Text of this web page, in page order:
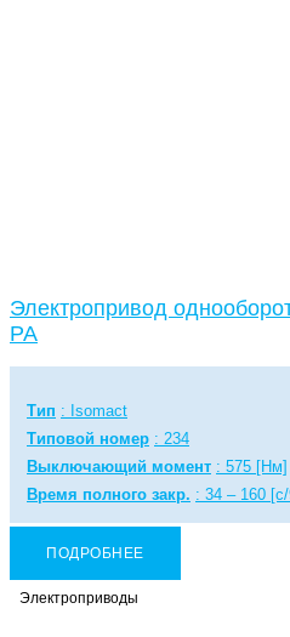
Электропривод
PA
Тип : Isomact
Типовой номер : 234
Выключающий момент : 575 [Нм]
Время полного закр. : 34 – 160 [с/
ПОДРОБНЕЕ
Электроприводы